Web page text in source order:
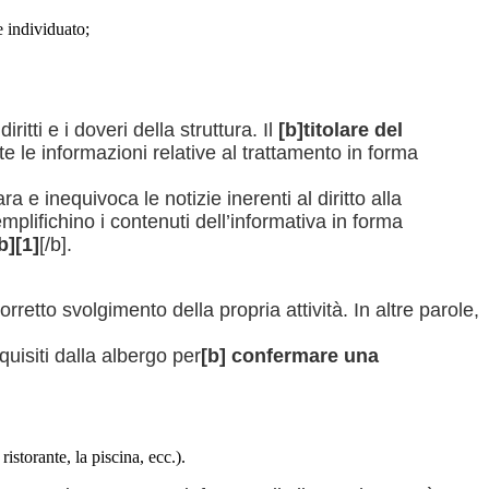
individuato;
e i doveri della struttura. Il
[b]titolare del
le informazioni relative al trattamento in forma
e inequivoca le notizie inerenti al diritto alla
i contenuti dell’informativa in forma
[/b].
svolgimento della propria attività. In altre parole,
dalla albergo per[b] confermare una
la piscina, ecc.).